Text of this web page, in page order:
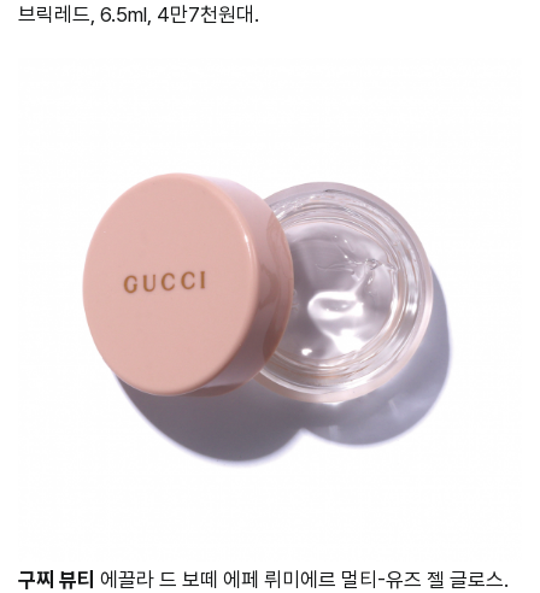
브릭레드, 6.5ml, 4만7천원대.
구찌 뷰티 에끌라 드 보떼 에페 뤼미에르 멀티-유즈 젤 글로스.